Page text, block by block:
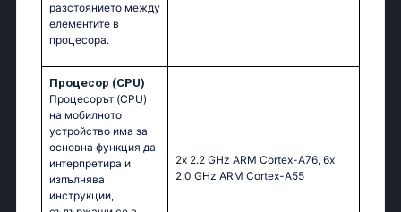
разстоянието между
елементите в
процесора.
Процесор (CPU)
Процесорът (CPU)
на мобилното
устройство има за
основна функция да
интерпретира и
изпълнява
инструкции,
2х 2.2 GНz АRМ Соrtех-А76, 6х
2.0 GНz АRМ Соrtех-А55